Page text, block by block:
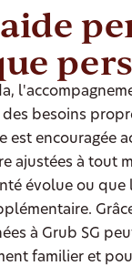
besoins
est encouragée
ajustées à tout
évolue ou
à Grub SG
familier et